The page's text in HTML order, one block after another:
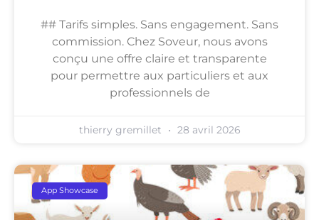
## Tarifs simples. Sans engagement. Sans
commission. Chez Soveur, nous avons
conçu une offre claire et transparente
pour permettre aux particuliers et aux
professionnels de
thierry gremillet 28 avril 2026
App Showcase